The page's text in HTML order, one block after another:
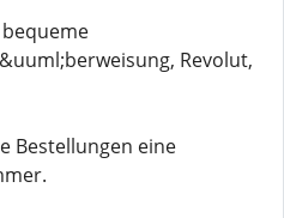
Revolut,
Bestellungen eine